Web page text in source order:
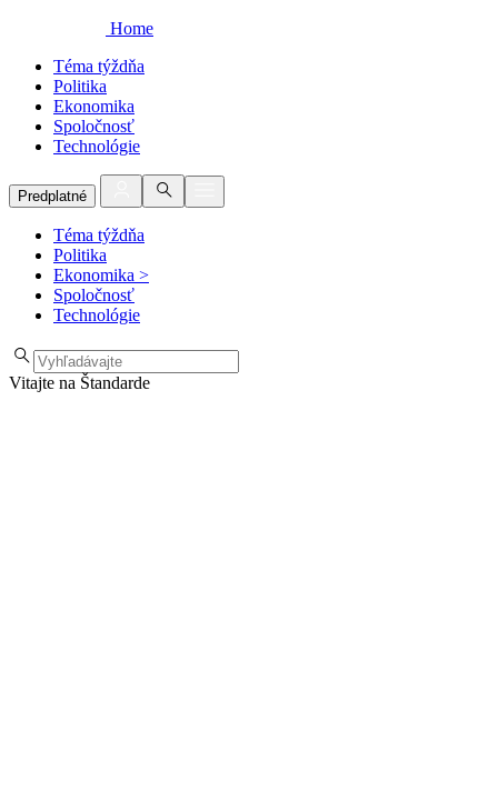
Home
Téma týždňa
Politika
Ekonomika
Spoločnosť
Technológie
Predplatné
Téma týždňa
Politika
Ekonomika >
Spoločnosť
Technológie
Vitajte na Štandarde